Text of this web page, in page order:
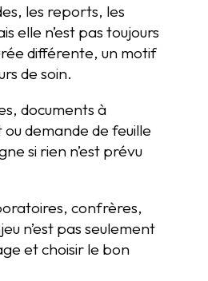
les reports, les
elle n’est pas toujours
différente, un motif
de soin.
documents à
demande de feuille
si rien n’est prévu
confrères,
n’est pas seulement
et choisir le bon